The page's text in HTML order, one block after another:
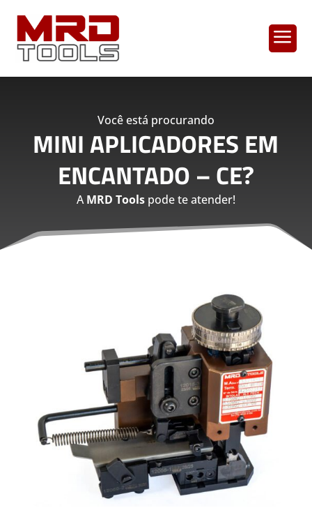
a
Você está procurando
MINI APLICADORES EM
ENCANTADO – CE?
AMRD Toolspode te atender!